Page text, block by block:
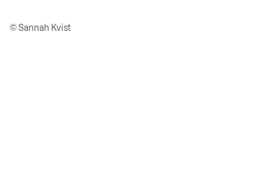
© Sannah Kvist